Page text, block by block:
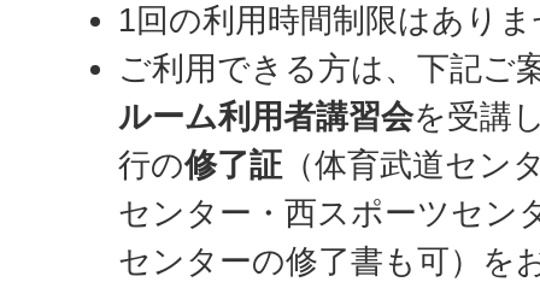
1回の利用時間制限はあり
ご利用できる方は、下記ご
ルーム利用者講習会を受講
行の修了証 （体育武道セン
センター・西スポーツセン
センターの修了書も可）を